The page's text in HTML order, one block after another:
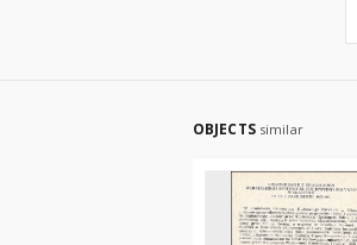
OBJECTS similar